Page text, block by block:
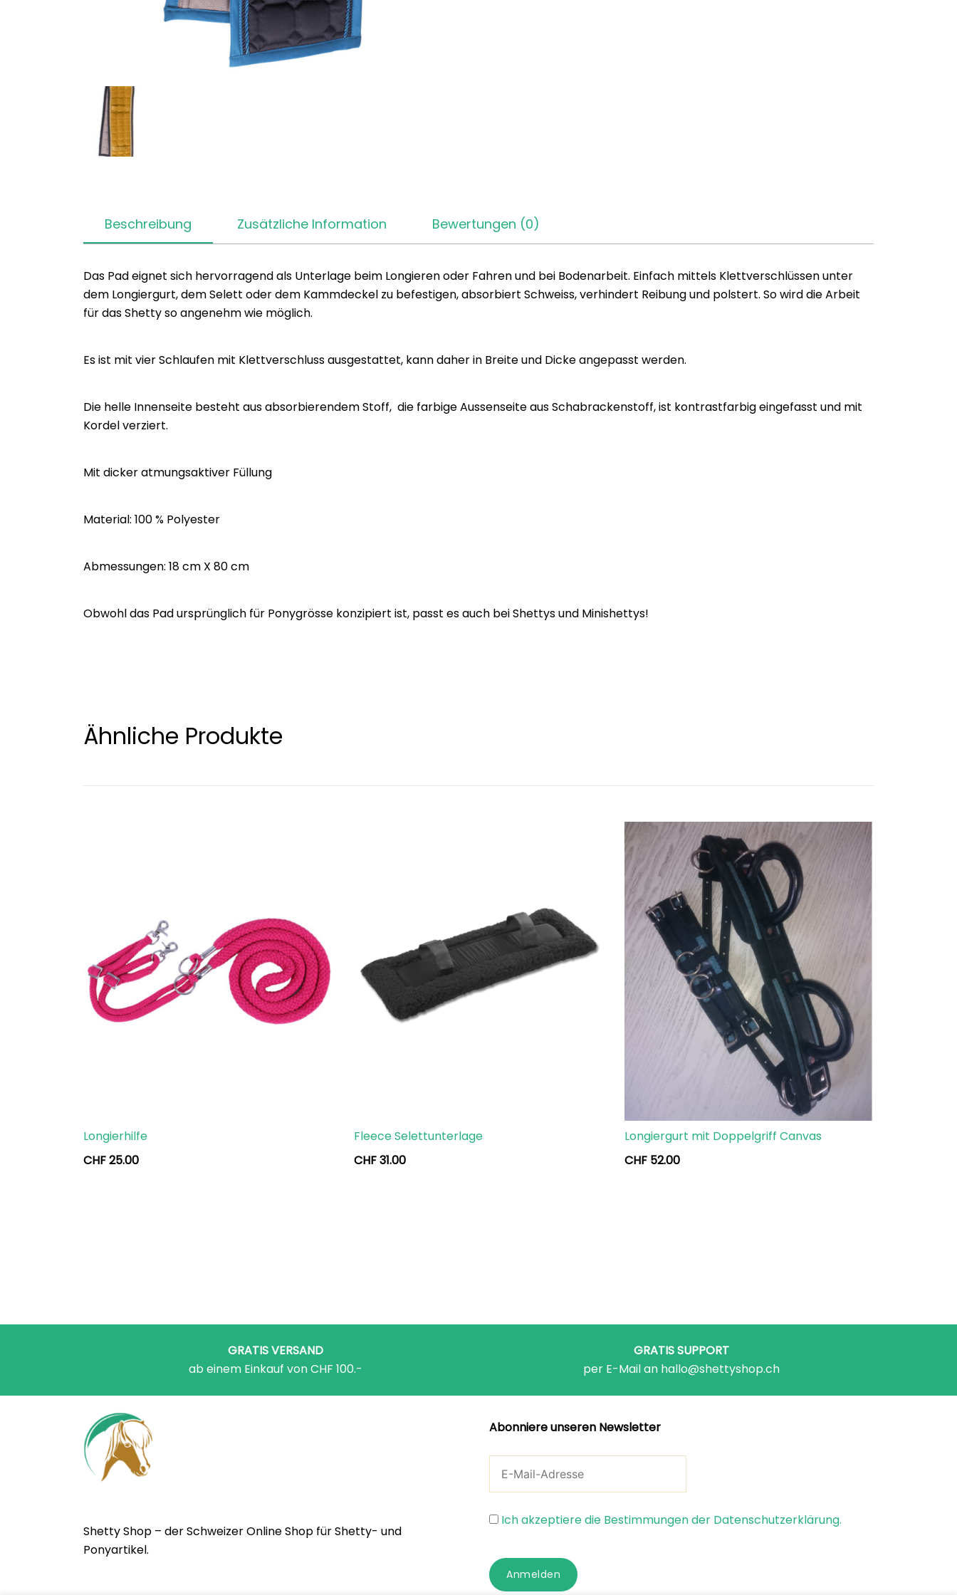
Beschreibung Zusätzliche Information Bewertungen (0)
Das Pad eignet sich hervorragend als Unterlage beim Longieren oder Fahren und bei Bodenarbeit. Einfach mittels Klettverschlüssen unter
dem Longiergurt, dem Selett oder dem Kammdeckel zu befestigen, absorbiert Schweiss, verhindert Reibung und polstert. So wird die Arbeit
für das Shetty so angenehm wie möglich.
Es ist mit vier Schlaufen mit Klettverschluss ausgestattet, kann daher in Breite und Dicke angepasst werden.
Die helle Innenseite besteht aus absorbierendem Stoff, die farbige Aussenseite aus Schabrackenstoff, ist kontrastfarbig eingefasst und mit
Kordel verziert.
Mit dicker atmungsaktiver Füllung
Material: 100 % Polyester
Abmessungen: 18 cm X 80 cm
Obwohl das Pad ursprünglich für Ponygrösse konzipiert ist, passt es auch bei Shettys und Minishettys!
Ähnliche Produkte
Longierhilfe
CHF25.00
Fleece Selettunterlage
CHF31.00
Longiergurt mit Doppelgriff Canvas
CHF 52.00
GRATIS VERSAND
ab einem Einkauf von CHF 100.-
GRATIS SUPPORT
per E-Mail an hallo@shettyshop.ch
Shetty Shop – der Schweizer Online Shop für Shetty- und
Ponyartikel.
Abonniere unseren Newsletter
Ich akzeptiere die Bestimmungen der Datenschutzerklärung.
Anmelden